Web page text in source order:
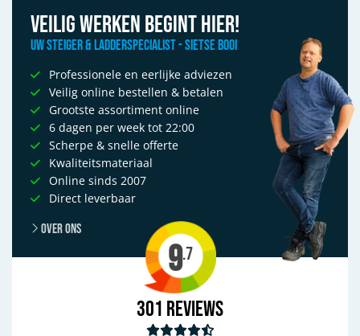
Veilig werken begint hier!
Uw Steiger & Ladderspecialist - Sietse Booi
Professionele en eerlijke adviezen
Veilig online bestellen & betalen
Grootste assortiment online
6 dagen per week tot 22:00
Scherpe & snelle offerte
Kwaliteitsmateriaal
Online sinds 2007
Direct leverbaar
Over ons
9.7
301 Reviews